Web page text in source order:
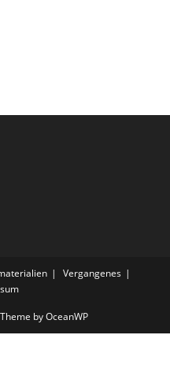
Vergangenes
by OceanWP